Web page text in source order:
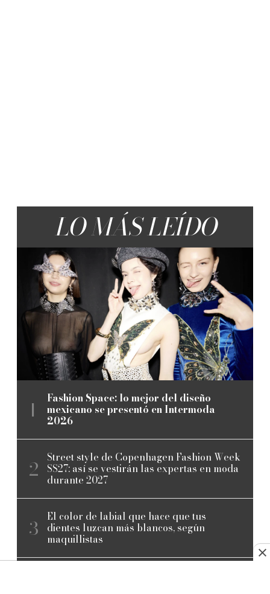
LO MÁS LEÍDO
Fashion Space: lo mejor del diseño
mexicano se presentó en Intermoda
2026
Street style de Copenhagen Fashion Week
SS27: así se vestirán las expertas en moda
durante 2027
El color de labial que hace que tus
dientes luzcan más blancos, según
maquillistas